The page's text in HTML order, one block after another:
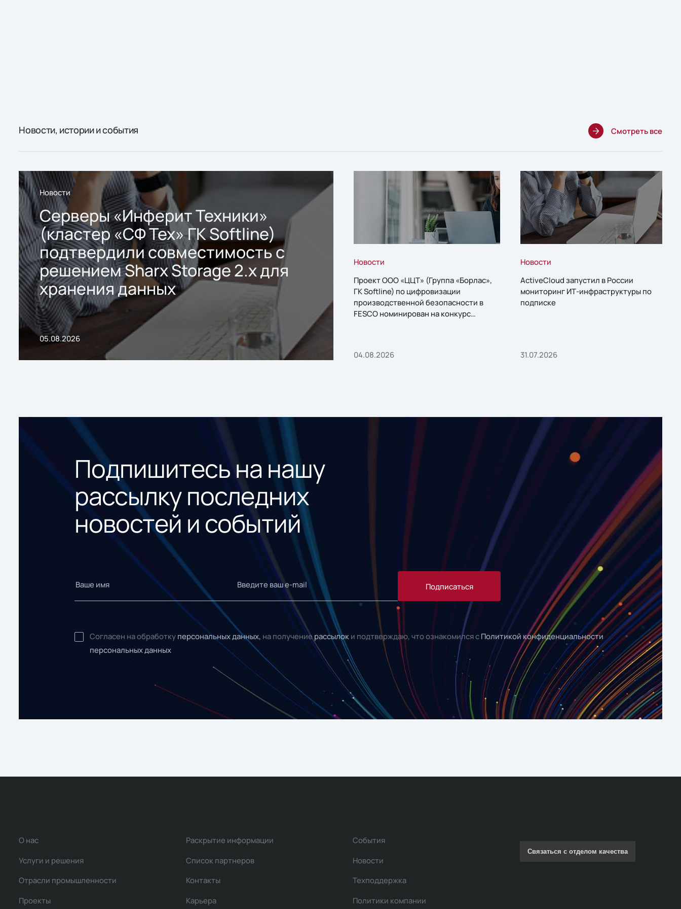
Новости, истории и события Смотреть все
Новости
Серверы «Инферит Техники»
(кластер «СФ Тех» ГК Softline)
подтвердили совместимость с
решением Sharx Storage 2.x для
хранения данных
05.08.2026
Новости
Проект ООО «ЦЦТ» (Группа «Борлас»,
ГК Softline) по цифровизации
производственной безопасности в
FESCO номинирован на конкурс
04.08.2026
Новости
ActiveCloud запустил в России
мониторинг ИТ-инфраструктуры по
подписке
31.07.2026
Подпишитесь на нашу
рассылку последних
новостей и событий
Подписаться
Согласен на обработку персональных данных, на получениерассылок и подтверждаю, что ознакомился с Политикой конфиденциальности
персональных данных
О нас
Услуги и решения
Отрасли промышленности
Проекты
Раскрытие информации
Список партнеров
Контакты
Карьера
События
Новости
Техподдержка
Политики компании
Связаться с отделом качества